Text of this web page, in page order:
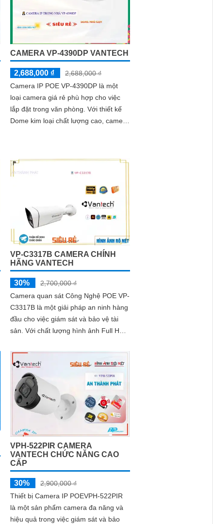
CAMERA VP-4390DP VANTECH
2,688,000 ₫
2,688,000 ₫
Camera IP POE VP-4390DP là một
loại camera giá rẻ phù hợp cho việc
lắp đặt trong văn phòng. Với thiết kế
Dome kim loại chất lượng cao, camera
VP-C3317B CAMERA CHÍNH
HÃNG VANTECH
30%
2,700,000 ₫
Camera quan sát Công Nghệ POE VP-
C3317B là một giải pháp an ninh hàng
đầu cho việc giám sát và bảo vệ tài
sản. Với chất lượng hình ảnh Full HD
rõ nét và chi tiết
VPH-522PIR CAMERA
VANTECH CHỨC NĂNG CAO
CẤP
30%
2,900,000 ₫
Thiết bị Camera IP POEVPH-522PIR
là một sản phẩm camera đa năng và
hiệu quả trong việc giám sát và bảo